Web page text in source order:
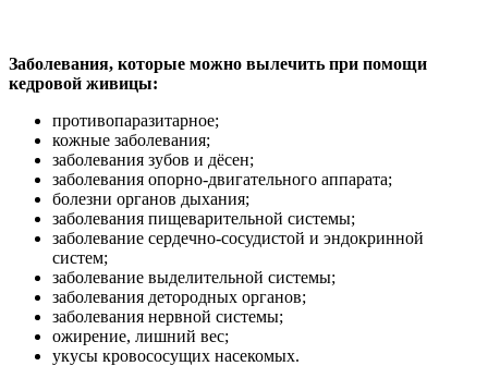
Заболевания, которые можно вылечить при помощи
кедровой живицы:
противопаразитарное;
кожные заболевания;
заболевания зубов и дёсен;
заболевания опорно-двигательного аппарата;
болезни органов дыхания;
заболевания пищеварительной системы;
заболевание сердечно-сосудистой и эндокринной
систем;
заболевание выделительной системы;
заболевания детородных органов;
заболевания нервной системы;
ожирение, лишний вес;
укусы кровососущих насекомых.